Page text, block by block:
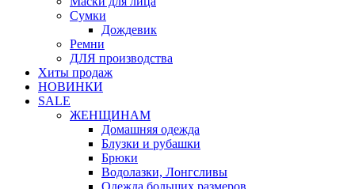
Сумки
Дождевик
Ремни
ДЛЯ производства
Хиты продаж
НОВИНКИ
SALE
ЖЕНЩИНАМ
Домашняя одежда
Блузки и рубашки
Брюки
Водолазки, Лонгсливы
Одежда больших размеров